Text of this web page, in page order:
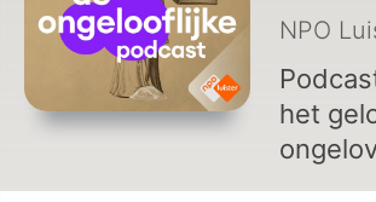
NPO
het